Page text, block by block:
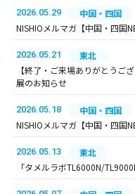
2026.05.29
中国・四国
NISHIOメルマガ【中国・四国
2026.05.21
東北
【終了・ご来場ありがとうご
展のお知らせ
2026.05.18
中国・四国
NISHIOメルマガ【中国・四国
2026.05.13
東北
「タメルラボTL6000N/